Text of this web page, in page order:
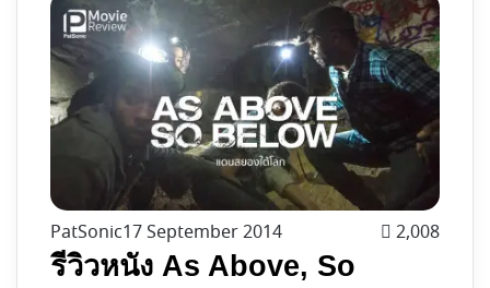
PatSonic17 September 2014 2,008
รีวิวหนัง As Above, So